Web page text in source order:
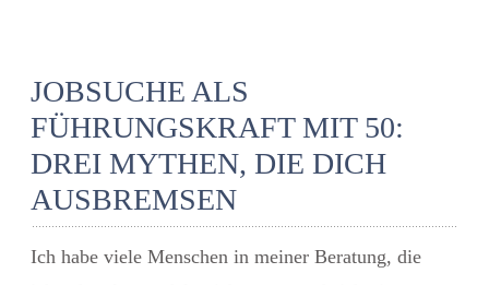
JOBSUCHE ALS
FÜHRUNGSKRAFT MIT 50:
DREI MYTHEN, DIE DICH
AUSBREMSEN
Ich habe viele Menschen in meiner Beratung, die